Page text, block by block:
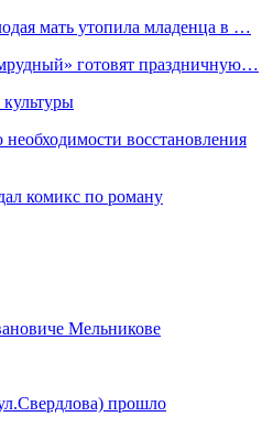
мать утопила младенца в …
готовят праздничную…
восстановления
комикс по роману
Мельникове
прошло